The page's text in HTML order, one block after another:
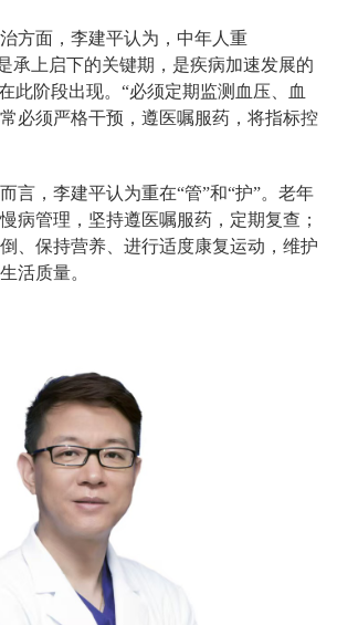
方面，李建平认为，中年人重
承上启下的关键期，是疾病加速发展的
此阶段出现。“必须定期监测血压、血
必须严格干预，遵医嘱服药，将指标控
言，李建平认为重在“管”和“护”。老年
病管理，坚持遵医嘱服药，定期复查；
、保持营养、进行适度康复运动，维护
活质量。